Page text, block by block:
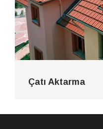
Çatı Aktarma